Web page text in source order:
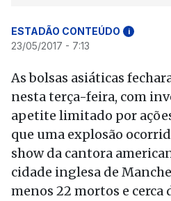
ESTADÃO CONTEÚDO i
23/05/2017 - 7:13
As bolsas asiáticas
nesta terça-feira, com
apetite limitado por
que uma explosão
show da cantora
cidade inglesa de
menos 22 mortos e cerca